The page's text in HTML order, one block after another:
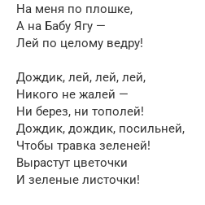
На меня по плошке,
А на Бабу Ягу —
Лей по целому ведру!
Дождик, лей, лей, лей,
Никого не жалей —
Ни берез, ни тополей!
Дождик, дождик, посильней,
Чтобы травка зеленей!
Вырастут цветочки
И зеленые листочки!